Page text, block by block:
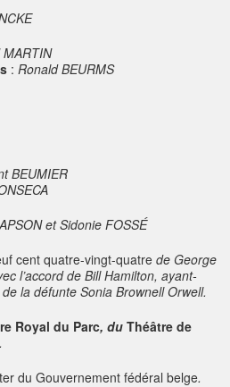
: Ronald BEURMS
BEUMIER
et Sidonie FOSSÉ
cent quatre-vingt-quatre de George
l’accord de Bill Hamilton, ayant-
la défunte Sonia Brownell Orwell.
Royal du Parc, du Théâtre de
.
du Gouvernement fédéral belge.